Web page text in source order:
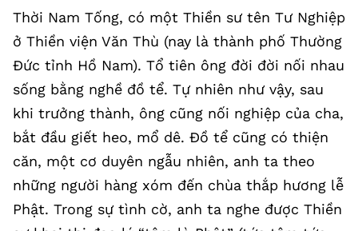
Thời Nam Tống, có một Thiền sư tên Tư Nghiệp
ở Thiền viện Văn Thù (nay là thành phố Thường
Đức tỉnh Hồ Nam). Tổ tiên ông đời đời nối nhau
sống bằng nghề đồ tể. Tự nhiên như vậy, sau
khi trưởng thành, ông cũng nối nghiệp của cha,
bắt đầu giết heo, mổ dê. Đồ tể cũng có thiện
căn, một cơ duyên ngẫu nhiên, anh ta theo
những người hàng xóm đến chùa thắp hương lễ
Phật. Trong sự tình cờ, anh ta nghe được Thiền